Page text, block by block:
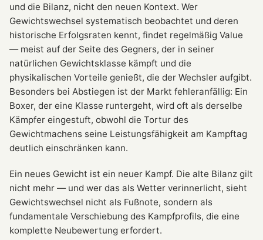
und die Bilanz, nicht den neuen Kontext. Wer
Gewichtswechsel systematisch beobachtet und deren
historische Erfolgsraten kennt, findet regelmäßig Value
— meist auf der Seite des Gegners, der in seiner
natürlichen Gewichtsklasse kämpft und die
physikalischen Vorteile genießt, die der Wechsler aufgibt.
Besonders bei Abstiegen ist der Markt fehleranfällig: Ein
Boxer, der eine Klasse runtergeht, wird oft als derselbe
Kämpfer eingestuft, obwohl die Tortur des
Gewichtmachens seine Leistungsfähigkeit am Kampftag
deutlich einschränken kann.
Ein neues Gewicht ist ein neuer Kampf. Die alte Bilanz gilt
nicht mehr — und wer das als Wetter verinnerlicht, sieht
Gewichtswechsel nicht als Fußnote, sondern als
fundamentale Verschiebung des Kampfprofils, die eine
komplette Neubewertung erfordert.